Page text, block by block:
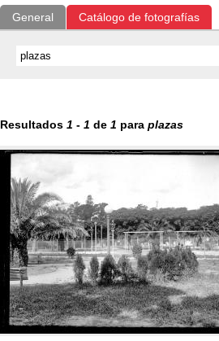
General Catálogo de fotografías
Resultados 1 - 1 de 1 para plazas